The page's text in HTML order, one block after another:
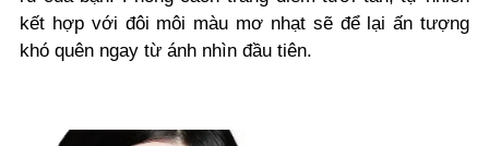
kết hợp với đôi môi màu mơ nhạt sẽ để lại ấn tượng
khó quên ngay từ ánh nhìn đầu tiên.